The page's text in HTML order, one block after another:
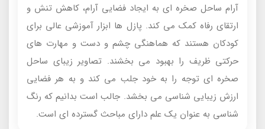
آرام ساحل صخره ای به ایجاد فضایی آرام، کاهش تنش و
ارتقای رفاه کمک می کند. پازل ها ابزار آموزشی عالی برای
کودکان هستند که هماهنگی چشم و دست و مهارت های
حرکتی ظریف را بهبود می بخشند. تصاویر زیبای ساحل
صخره ای توجه را به خود جلب می کند و به هر فضایی
ارزش زیبایی شناسی می بخشد. جالب است بدانیم که رنگ
شناسی به عنوان یک علم دارای مباحث گسترده ای است.